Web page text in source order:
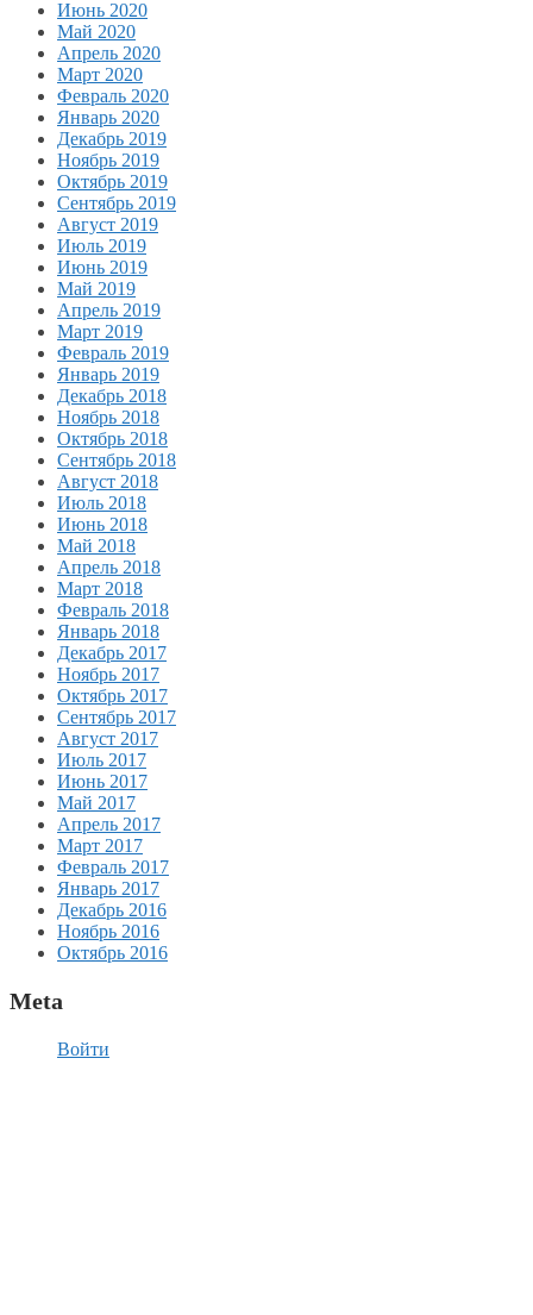
Июнь 2020
Май 2020
Апрель 2020
Март 2020
Февраль 2020
Январь 2020
Декабрь 2019
Ноябрь 2019
Октябрь 2019
Сентябрь 2019
Август 2019
Июль 2019
Июнь 2019
Май 2019
Апрель 2019
Март 2019
Февраль 2019
Январь 2019
Декабрь 2018
Ноябрь 2018
Октябрь 2018
Сентябрь 2018
Август 2018
Июль 2018
Июнь 2018
Май 2018
Апрель 2018
Март 2018
Февраль 2018
Январь 2018
Декабрь 2017
Ноябрь 2017
Октябрь 2017
Сентябрь 2017
Август 2017
Июль 2017
Июнь 2017
Май 2017
Апрель 2017
Март 2017
Февраль 2017
Январь 2017
Декабрь 2016
Ноябрь 2016
Октябрь 2016
Meta
Войти